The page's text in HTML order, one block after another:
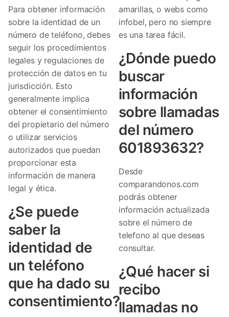
Para obtener información
sobre la identidad de un
número de teléfono, debes
seguir los procedimientos
legales y regulaciones de
protección de datos en tu
jurisdicción. Esto
generalmente implica
obtener el consentimiento
del propietario del número
o utilizar servicios
autorizados que puedan
proporcionar esta
información de manera
legal y ética.
¿Se puede
saber la
identidad de
un teléfono
que ha dado su
consentimiento?
amarillas, o webs como
infobel, pero no siempre
es una tarea fácil.
¿Dónde puedo
buscar
información
sobre llamadas
del número
601893632?
Desde
comparandonos.com
podrás obtener
información actualizada
sobre el número de
telefono al que deseas
consultar.
¿Qué hacer si
recibo
llamadas no